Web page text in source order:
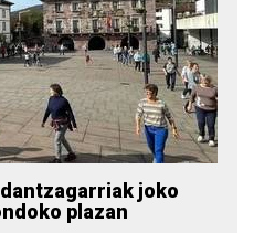
joko
plazan